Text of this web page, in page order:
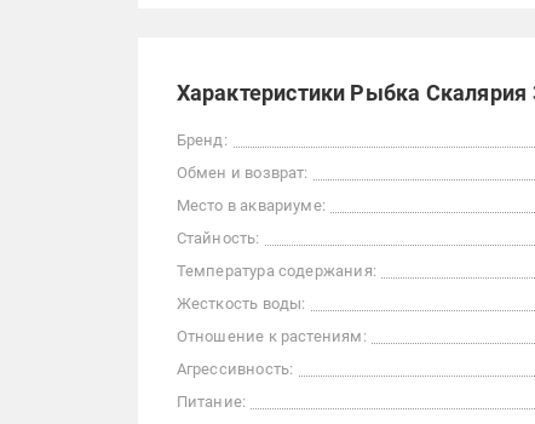
Характеристики Рыбка Скалярия
Бренд:
Обмен и возврат:
Место в аквариуме:
Стайность:
Температура содержания:
Жесткость воды:
Отношение к растениям:
Агрессивность:
Питание: